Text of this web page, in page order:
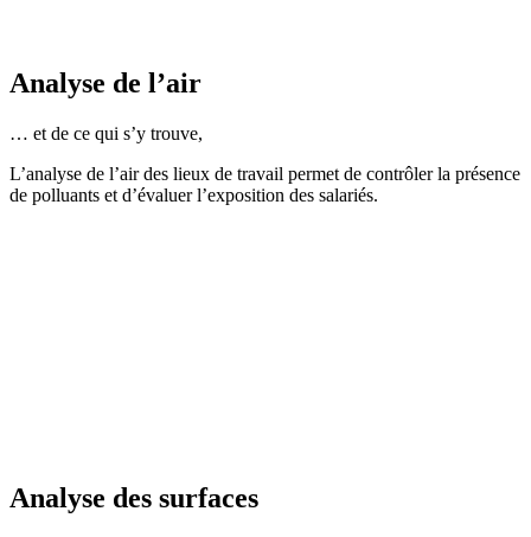
Analyse de l’air
… et de ce qui s’y trouve,
L’analyse de l’air des lieux de travail permet de contrôler la présence
de polluants et d’évaluer l’exposition des salariés.
Analyse des surfaces